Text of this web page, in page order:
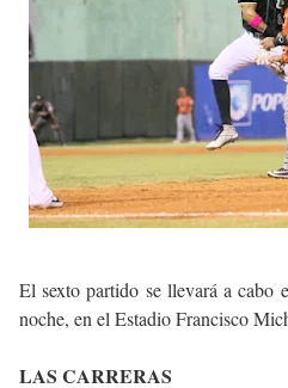
El sexto partido se llevará a cabo
noche, en el Estadio Francisco
LAS CARRERAS